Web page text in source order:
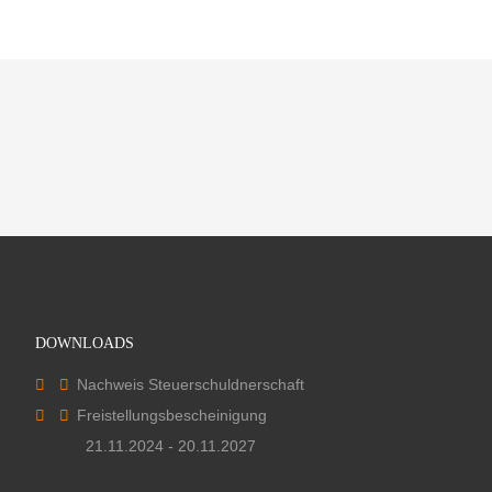
DOWNLOADS
Nachweis Steuerschuldnerschaft
Freistellungsbescheinigung
21.11.2024 - 20.11.2027